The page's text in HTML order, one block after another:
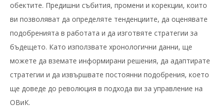
обектите. Предишни събития, промени и корекции, които
ви позволяват да определяте тенденциите, да оценявате
подобренията в работата и да изготвяте стратегии за
бъдещето. Като използвате хронологични данни, ще
можете да вземате информирани решения, да адаптирате
стратегии и да извършвате постоянни подобрения, което
ще доведе до революция в подхода ви за управление на
ОВиК.